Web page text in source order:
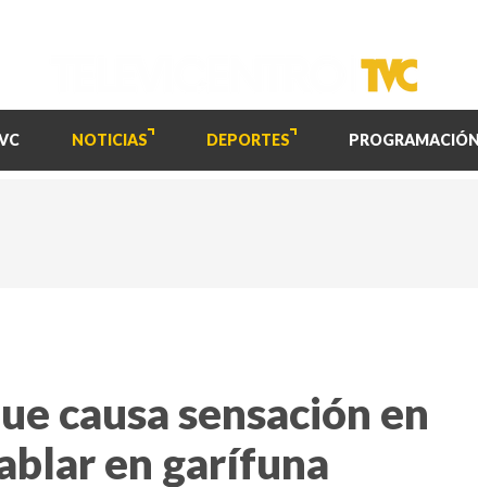
NOTICIAS DEPORTES PROGRAMACIÓN
causa sensación en
en garífuna